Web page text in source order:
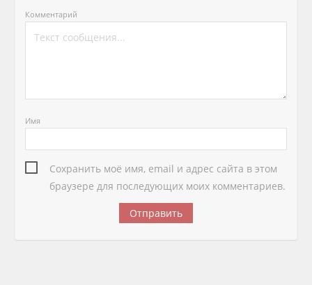
Комментарий
Имя
Сохранить моё имя, email и адрес сайта в этом
браузере для последующих моих комментариев.